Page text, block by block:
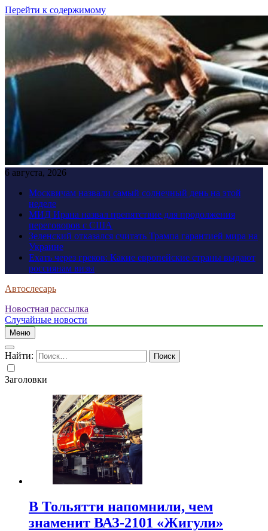
Перейти к содержимому
6 августа, 2026
Москвичам назвали самый солнечный день на этой
неделе
МИД Ирана назвал препятствие для продолжения
переговоров с США
Зеленский отказался считать Трампа гарантией мира на
Украине
Ехать через греков: Какие европейские страны выдают
россиянам визы
Автослесарь
Новостная рассылка
Случайные новости
Меню
Найти:
Заголовки
В Тольятти напомнили, чем
знаменит ВАЗ-2101 «Жигули»